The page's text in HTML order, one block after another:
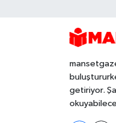
getiriyor.